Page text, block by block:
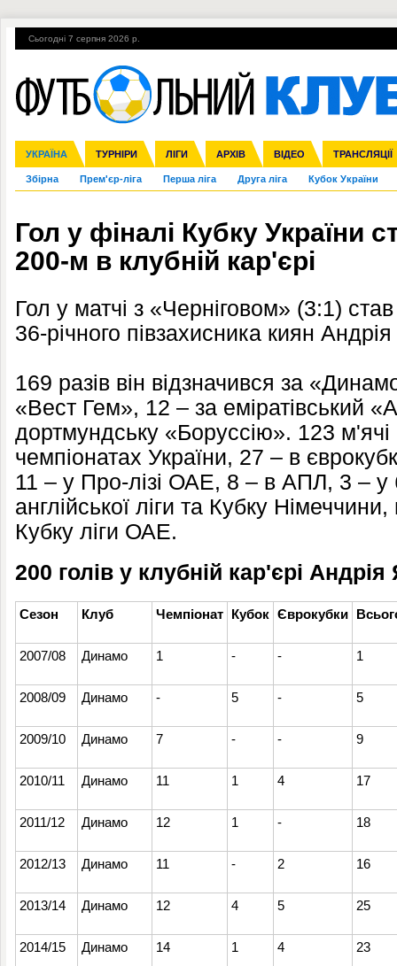
Сьогодні 7 серпня 2026 р.
УКРАЇНА ТУРНІРИ ЛІГИ АРХІВ ВІДЕО ТРАНСЛЯЦІЇ
Збірна Прем'єр-ліга Перша ліга Друга ліга Кубок України
Ліга чемпіонів Ліга Європи Міжнародні Ліга націй Ліга
Англія Іспанія Італія Німеччина Франція Інші
ЧС-2014 ЄВРО-2016 Росія Кубок конфедерацій ЧЄ-2015 (U-
Гарячі теми УПЛ, 1-й тур ВІЙНА УПЛ-ПЕРЕХОДИ
Гол у фіналі Кубку України
200-м в клубній кар'єрі
Гол у матчі з «Черніговом» (3:1)
36-річного півзахисника киян
169 разів він відзначився за
«Вест Гем», 12 – за еміратівський
дортмундську «Боруссію». 123
чемпіонатах України, 27 – в
11 – у Про-лізі ОАЕ, 8 – в АПЛ, 3 – у
англійської ліги та Кубку
Кубку ліги ОАЕ.
200 голів у клубній кар'єрі
Сезон Клуб Чемпіонат Кубок Єврокубки
2007/08 Динамо 1 - - 1
2008/09 Динамо - 5 - 5
2009/10 Динамо 7 - - 9
2010/11 Динамо 11 1 4 17
2011/12 Динамо 12 1 - 18
2012/13 Динамо 11 - 2 16
2013/14 Динамо 12 4 5 25
2014/15 Динамо 14 1 4 23